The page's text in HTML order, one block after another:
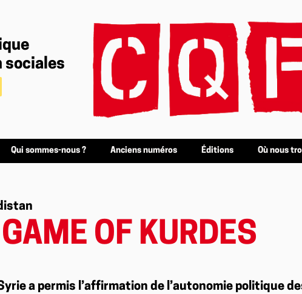
sociales
Qui sommes-nous ? Anciens numéros Éditions Où nous
OF KURDES
a permis l’affirmation de l’autonomie politique